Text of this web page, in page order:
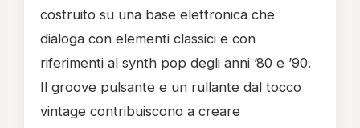
costruito su una base elettronica che
dialoga con elementi classici e con
riferimenti al synth pop degli anni ’80 e ’90.
Il groove pulsante e un rullante dal tocco
vintage contribuiscono a creare